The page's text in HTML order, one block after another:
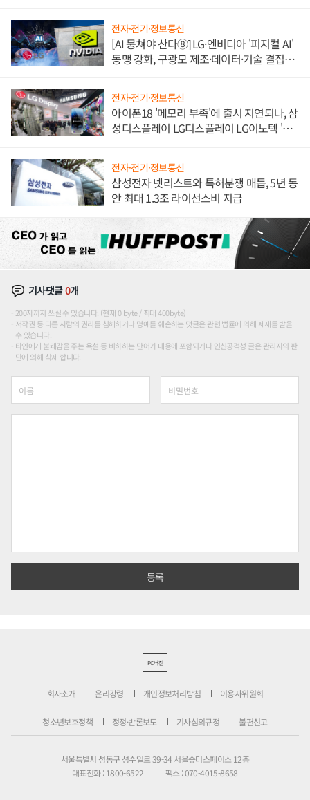
전자·전기·정보통신
[AI 뭉쳐야 산다⑧] LG·엔비디아 '피지컬 AI'
동맹 강화, 구광모 제조·데이터·기술 결집
전자·전기·정보통신
아이폰18 '메모리 부족'에 출시 지연되나, 삼
성디스플레이 LG디스플레이 LG이노텍 '탈
전자·전기·정보통신
삼성전자 넷리스트와 특허분쟁 매듭, 5년 동
안 최대 1.3조 라이선스비 지급
기사댓글0개
200자까지 쓰실 수 있습니다. (현재 0 byte / 최대 400byte)
저작권 등 다른 사람의 권리를 침해하거나 명예를 훼손하는 댓글은 관련 법률에 의해 제재를 받을
수 있습니다.
타인에게 불쾌감을 주는 욕설 등 비하하는 단어가 내용에 포함되거나 인신공격성 글은 관리자의 판
단에 의해 삭제 합니다.
PC버전
회사소개 윤리강령 개인정보처리방침 이용자위원회
청소년보호정책 정정·반론보도 기사심의규정 불편신고
서울특별시 성동구 성수일로 39-34 서울숲더스페이스 12층
대표전화 : 1800-6522
팩스 : 070-4015-8658